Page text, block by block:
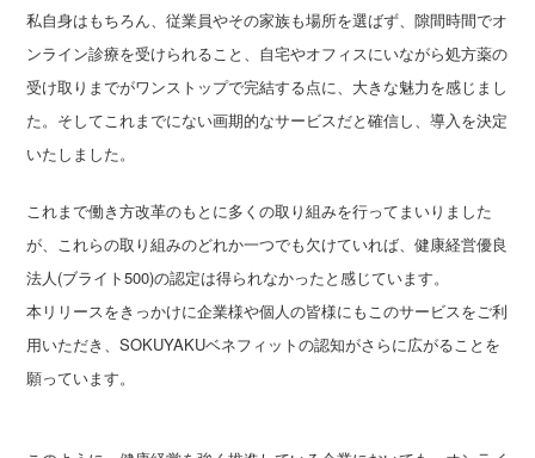
私自身はもちろん、従業員やその家族も場所を選ばず、隙間時間でオ
ンライン診療を受けられること、自宅やオフィスにいながら処方薬の
受け取りまでがワンストップで完結する点に、大きな魅力を感じまし
た。そしてこれまでにない画期的なサービスだと確信し、導入を決定
いたしました。
これまで働き方改革のもとに多くの取り組みを行ってまいりました
が、これらの取り組みのどれか一つでも欠けていれば、健康経営優良
法人(ブライト500)の認定は得られなかったと感じています。
本リリースをきっかけに企業様や個人の皆様にもこのサービスをご利
用いただき、SOKUYAKUベネフィットの認知がさらに広がることを
願っています。